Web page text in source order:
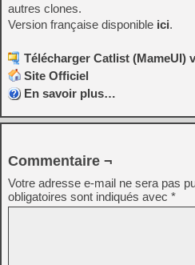
autres clones.
Version française disponible ici.
Télécharger Catlist (MameUI)
Site Officiel
En savoir plus…
Commentaire ¬
Votre adresse e-mail ne sera pas
obligatoires sont indiqués avec *